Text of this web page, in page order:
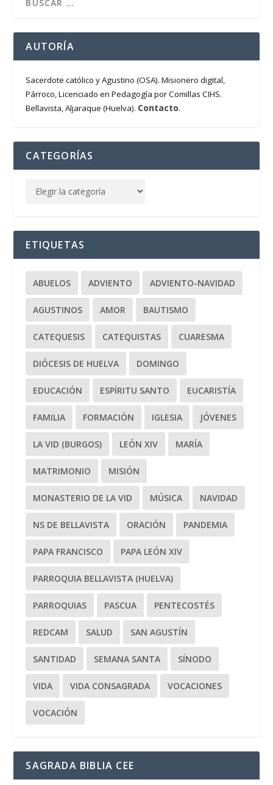
AUTORÍA
Sacerdote católico y Agustino (OSA). Misionero digital,
Párroco, Licenciado en Pedagogía por Comillas CIHS.
Bellavista, Aljaraque (Huelva). Contacto.
CATEGORÍAS
ETIQUETAS
ABUELOS ADVIENTO ADVIENTO-NAVIDAD
AGUSTINOS AMOR BAUTISMO
CATEQUESIS CATEQUISTAS CUARESMA
DIÓCESIS DE HUELVA DOMINGO
EDUCACIÓN ESPÍRITU SANTO EUCARISTÍA
FAMILIA FORMACIÓN IGLESIA JÓVENES
LA VID (BURGOS) LEÓN XIV MARÍA
MATRIMONIO MISIÓN
MONASTERIO DE LA VID MÚSICA NAVIDAD
NS DE BELLAVISTA ORACIÓN PANDEMIA
PAPA FRANCISCO PAPA LEÓN XIV
PARROQUIA BELLAVISTA (HUELVA)
PARROQUIAS PASCUA PENTECOSTÉS
REDCAM SALUD SAN AGUSTÍN
SANTIDAD SEMANA SANTA SÍNODO
VIDA VIDA CONSAGRADA VOCACIONES
VOCACIÓN
SAGRADA BIBLIA CEE